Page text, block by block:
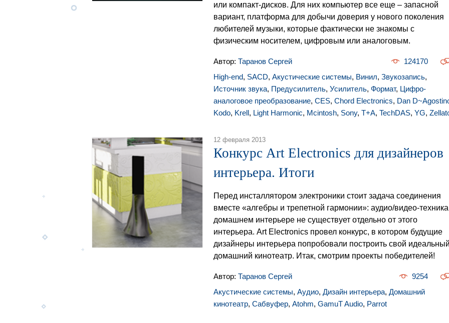
или компакт-дисков. Для них компьютер все еще – запасной
вариант, платформа для добычи доверия у нового поколения
любителей музыки, которые фактически не знакомы с
физическим носителем, цифровым или аналоговым.
Автор: Таранов Сергей
124170
High-end, SACD, Акустические системы, Винил, Звукозапись,
Источник звука, Предусилитель, Усилитель, Формат, Цифро-
аналоговое преобразование, CES, Chord Electronics, Dan
Kodo, Krell, Light Harmonic, Mcintosh, Sony, T+A, TechDAS, YG,
12 февраля 2013
Конкурс Art Electronics для дизайнеров
интерьера. Итоги
Перед инсталлятором электроники стоит задача соединения
вместе «алгебры и трепетной гармонии»: аудио/видео-
домашнем интерьере не существует отдельно от этого
интерьера. Art Electronics провел конкурс, в котором будущие
дизайнеры интерьера попробовали построить свой идеальный
домашний кинотеатр. Итак, смотрим проекты победителей!
Автор: Таранов Сергей
9254
Акустические системы, Аудио, Дизайн интерьера, Домашний
кинотеатр, Сабвуфер, Atohm, GamuT Audio, Parrot